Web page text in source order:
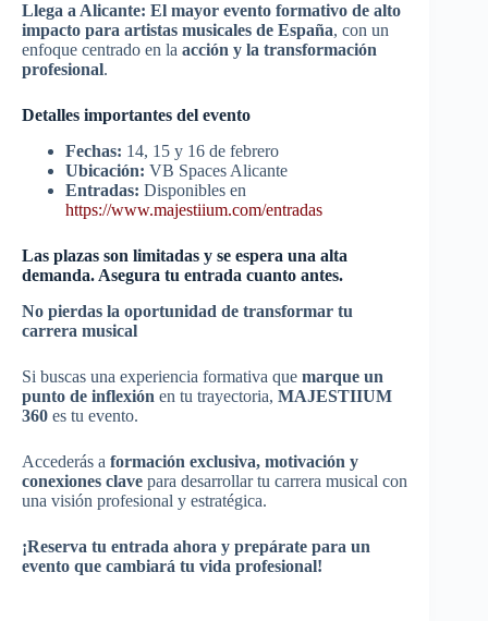
Llega a Alicante: El mayor evento formativo de alto
impacto para artistas musicales de España, con un
enfoque centrado en la acción y la transformación
profesional.
Detalles importantes del evento
Fechas: 14, 15 y 16 de febrero
Ubicación: VB Spaces Alicante
Entradas: Disponibles en
https://www.majestiium.com/entradas
Las plazas son limitadas y se espera una alta
demanda. Asegura tu entrada cuanto antes.
No pierdas la oportunidad de transformar tu
carrera musical
Si buscas una experiencia formativa que marque un
punto de inflexión en tu trayectoria, MAJESTIIUM
360 es tu evento.
Accederás a formación exclusiva, motivación y
conexiones clave para desarrollar tu carrera musical con
una visión profesional y estratégica.
¡Reserva tu entrada ahora y prepárate para un
evento que cambiará tu vida profesional!